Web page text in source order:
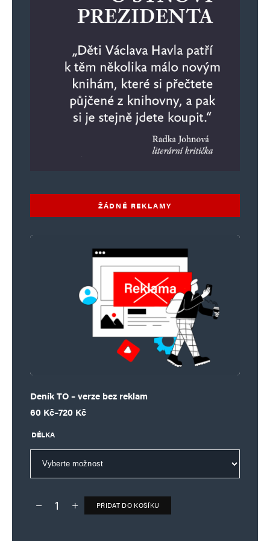
ŽÁDNÉ REKLAMY
Deník TO – verze bez reklam
60 Kč–720 Kč
Rozpětí cen: 60 Kč až 720 Kč
DÉLKA
Deník TO – verze bez reklam množství
PŘIDAT DO KOŠÍKU